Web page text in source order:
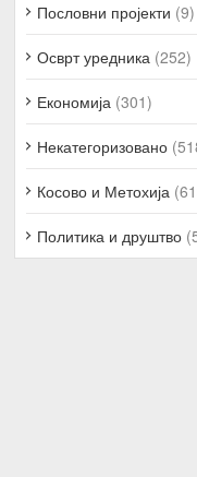
Пословни пројекти (9)
Осврт уредника (252)
Економија (301)
Некатегоризовано
Косово и Метохија
Политика и друштво